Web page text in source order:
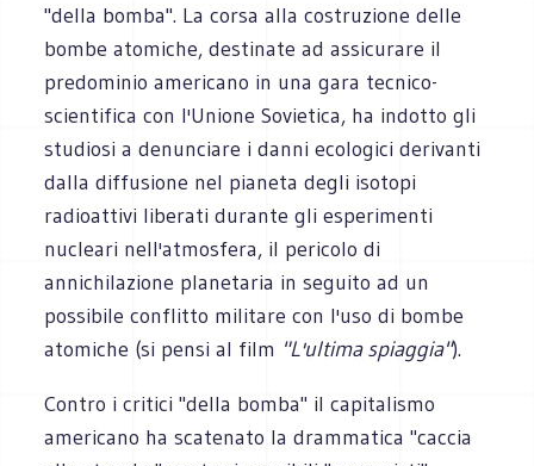
"della bomba". La corsa alla costruzione delle
bombe atomiche, destinate ad assicurare il
predominio americano in una gara tecnico-
scientifica con l'Unione Sovietica, ha indotto gli
studiosi a denunciare i danni ecologici derivanti
dalla diffusione nel pianeta degli isotopi
radioattivi liberati durante gli esperimenti
nucleari nell'atmosfera, il pericolo di
annichilazione planetaria in seguito ad un
possibile conflitto militare con l'uso di bombe
atomiche (si pensi al film "L'ultima spiaggia").
Contro i critici "della bomba" il capitalismo
americano ha scatenato la drammatica "caccia